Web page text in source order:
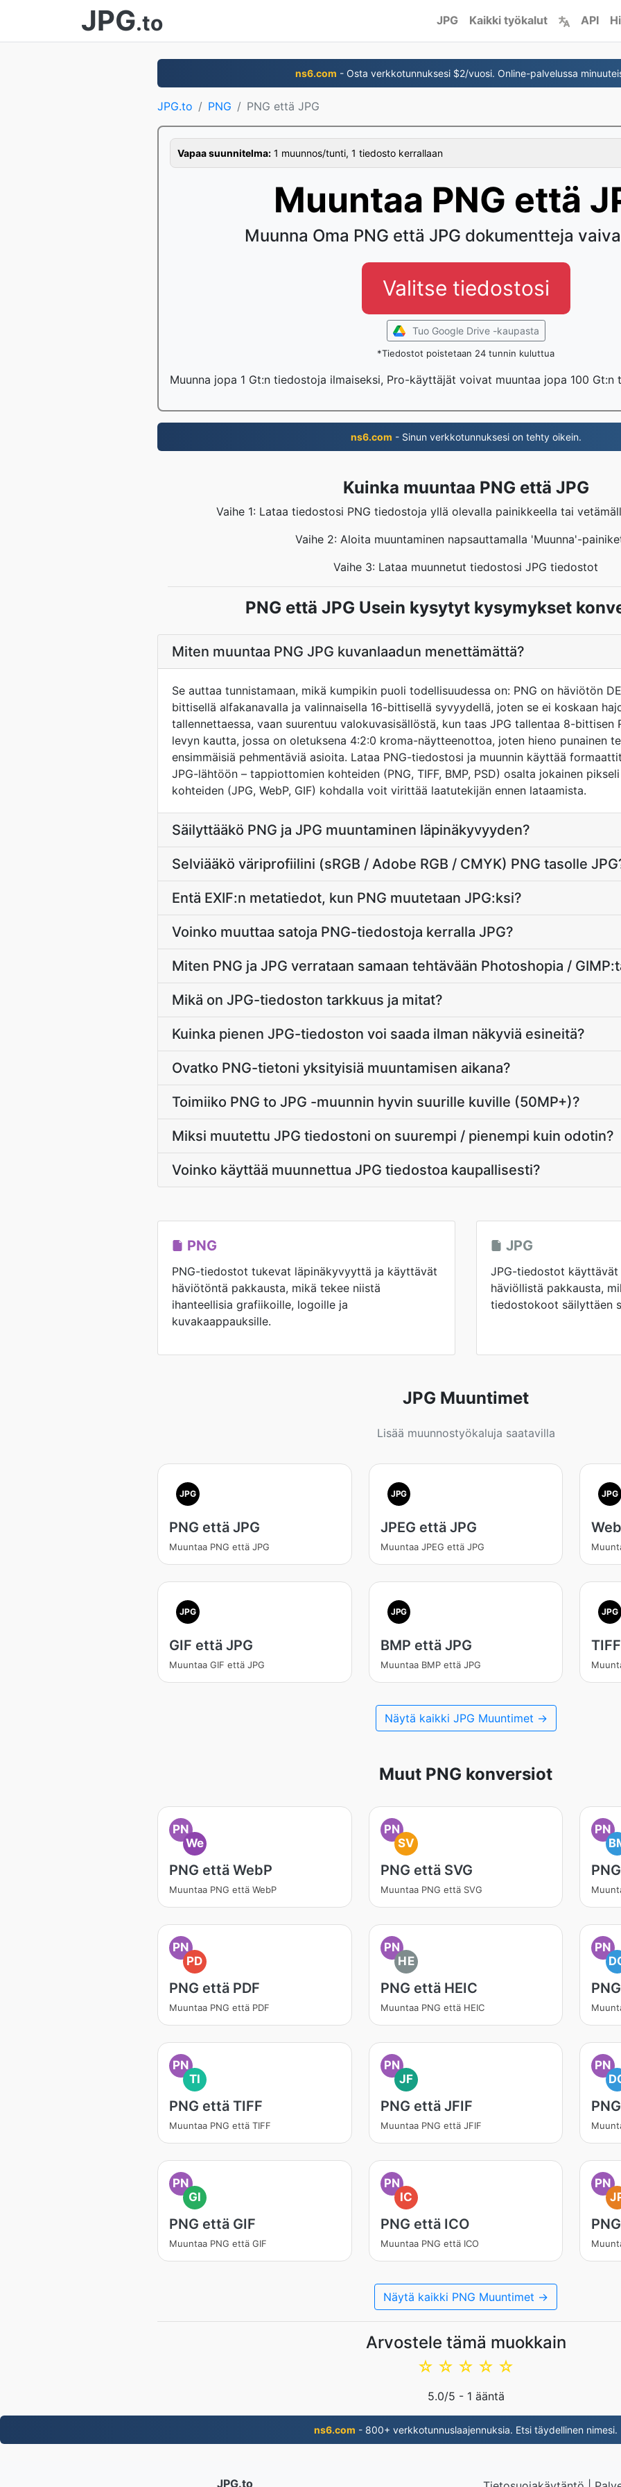
JPG.to JPG Kaikki työkalut API
ns6.com - Osta verkkotunnuksesi $2/vuosi. Online-palvelussa
JPG.to PNG PNG että JPG
Vapaa suunnitelma: 1 muunnos/tunti, 1 tiedosto kerrallaan
Muuntaa PNG että
Muunna Oma PNG että JPG dokumentteja
Valitse tiedostosi
Tuo Google Drive -kaupasta
*Tiedostot poistetaan 24 tunnin kuluttua
Muunna jopa 1 Gt:n tiedostoja ilmaiseksi, Pro-käyttäjät voivat muuntaa jopa 100 Gt:n
ns6.com - Sinun verkkotunnuksesi on tehty oikein.
Kuinka muuntaa PNG että JPG
Vaihe 1: Lataa tiedostosi PNG tiedostoja yllä olevalla painikkeella tai
Vaihe 2: Aloita muuntaminen napsauttamalla 'Muunna'-
Vaihe 3: Lataa muunnetut tiedostosi JPG tiedostot
PNG että JPG Usein kysytyt kysymykset
Miten muuntaa PNG JPG kuvanlaadun menettämättä?
Se auttaa tunnistamaan, mikä kumpikin puoli todellisuudessa on: PNG on häviötön
bittisellä alfakanavalla ja valinnaisella 16-bittisellä syvyydellä, joten se ei koskaan
tallennettaessa, vaan suurentuu valokuvasisällöstä, kun taas JPG tallentaa 8-bittisen
levyn kautta, jossa on oletuksena 4:2:0 kroma-näytteenottoa, joten hieno punainen
ensimmäisiä pehmentäviä asioita. Lataa PNG-tiedostosi ja muunnin käyttää
JPG-lähtöön – tappiottomien kohteiden (PNG, TIFF, BMP, PSD) osalta jokainen
kohteiden (JPG, WebP, GIF) kohdalla voit virittää laatutekijän ennen lataamista.
Säilyttääkö PNG ja JPG muuntaminen läpinäkyvyyden?
Selviääkö väriprofiilini (sRGB / Adobe RGB / CMYK) PNG tasolle
Entä EXIF:n metatiedot, kun PNG muutetaan JPG:ksi?
Voinko muuttaa satoja PNG-tiedostoja kerralla JPG?
Miten PNG ja JPG verrataan samaan tehtävään Photoshopia /
Mikä on JPG-tiedoston tarkkuus ja mitat?
Kuinka pienen JPG-tiedoston voi saada ilman näkyviä esineitä?
Ovatko PNG-tietoni yksityisiä muuntamisen aikana?
Toimiiko PNG to JPG -muunnin hyvin suurille kuville (50MP+)?
Miksi muutettu JPG tiedostoni on suurempi / pienempi kuin odotin?
Voinko käyttää muunnettua JPG tiedostoa kaupallisesti?
PNG
PNG-tiedostot tukevat läpinäkyvyyttä ja käyttävät
häviötöntä pakkausta, mikä tekee niistä
ihanteellisia grafiikoille, logoille ja
kuvakaappauksille.
JPG
JPG-tiedostot
häviöllistä pakkausta,
tiedostokoot säilyttäen
JPG Muuntimet
Lisää muunnostyökaluja saatavilla
JPG
PNG että JPG
Muuntaa PNG että JPG
JPG
JPEG että JPG
Muuntaa JPEG että JPG
JPG
JPG
GIF että JPG
Muuntaa GIF että JPG
JPG
BMP että JPG
Muuntaa BMP että JPG
JPG
Näytä kaikki JPG Muuntimet →
Muut PNG konversiot
PN
We
PNG että WebP
Muuntaa PNG että WebP
PN
SV
PNG että SVG
Muuntaa PNG että SVG
PN
PN
PD
PNG että PDF
Muuntaa PNG että PDF
PN
HE
PNG että HEIC
Muuntaa PNG että HEIC
PN
PN
TI
PNG että TIFF
Muuntaa PNG että TIFF
PN
JF
PNG että JFIF
Muuntaa PNG että JFIF
PN
PN
GI
PNG että GIF
Muuntaa PNG että GIF
PN
IC
PNG että ICO
Muuntaa PNG että ICO
PN
Näytä kaikki PNG Muuntimet →
Arvostele tämä muokkain
☆
☆
☆
☆
☆
5.0/5 - 1 ääntä
ns6.com - 800+ verkkotunnuslaajennuksia. Etsi täydellinen nimesi.
JPG.to